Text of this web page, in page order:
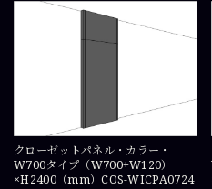
クローゼットパネル・カラー・
W700タイプ（W700+W120）
×H2400（mm）COS-WICPA0724